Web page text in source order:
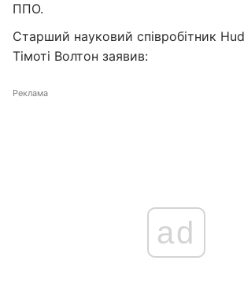
ППО.
Старший науковий співробітник
Тімоті Волтон заявив:
Реклама
ad